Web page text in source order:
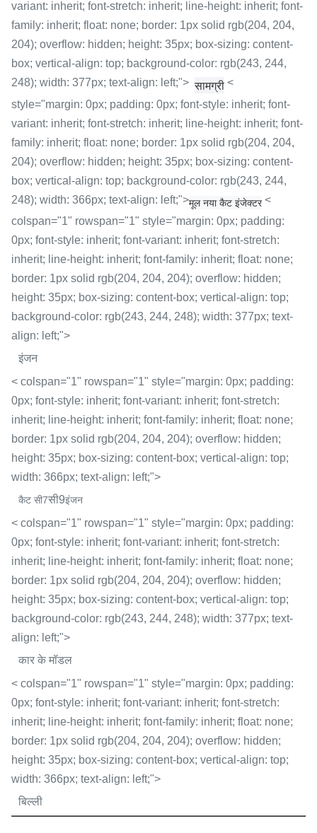
variant: inherit; font-stretch: inherit; line-height: inherit; font-
family: inherit; float: none; border: 1px solid rgb(204, 204,
204); overflow: hidden; height: 35px; box-sizing: content-
box; vertical-align: top; background-color: rgb(243, 244,
248); width: 377px; text-align: left;">सामग्री <
style="margin: 0px; padding: 0px; font-style: inherit; font-
variant: inherit; font-stretch: inherit; line-height: inherit; font-
family: inherit; float: none; border: 1px solid rgb(204, 204,
204); overflow: hidden; height: 35px; box-sizing: content-
box; vertical-align: top; background-color: rgb(243, 244,
248); width: 366px; text-align: left;">मूल नया कैट इंजेक्टर<
colspan="1" rowspan="1" style="margin: 0px; padding:
0px; font-style: inherit; font-variant: inherit; font-stretch:
inherit; line-height: inherit; font-family: inherit; float: none;
border: 1px solid rgb(204, 204, 204); overflow: hidden;
height: 35px; box-sizing: content-box; vertical-align: top;
background-color: rgb(243, 244, 248); width: 377px; text-
align: left;">
इंजन
< colspan="1" rowspan="1" style="margin: 0px; padding:
0px; font-style: inherit; font-variant: inherit; font-stretch:
inherit; line-height: inherit; font-family: inherit; float: none;
border: 1px solid rgb(204, 204, 204); overflow: hidden;
height: 35px; box-sizing: content-box; vertical-align: top;
width: 366px; text-align: left;">
कैट सी7सी9इंजन
< colspan="1" rowspan="1" style="margin: 0px; padding:
0px; font-style: inherit; font-variant: inherit; font-stretch:
inherit; line-height: inherit; font-family: inherit; float: none;
border: 1px solid rgb(204, 204, 204); overflow: hidden;
height: 35px; box-sizing: content-box; vertical-align: top;
background-color: rgb(243, 244, 248); width: 377px; text-
align: left;">
कार के मॉडल
< colspan="1" rowspan="1" style="margin: 0px; padding:
0px; font-style: inherit; font-variant: inherit; font-stretch:
inherit; line-height: inherit; font-family: inherit; float: none;
border: 1px solid rgb(204, 204, 204); overflow: hidden;
height: 35px; box-sizing: content-box; vertical-align: top;
width: 366px; text-align: left;">
बिल्ली